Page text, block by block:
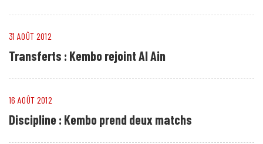
31 AOÛT 2012
Transferts : Kembo rejoint Al Ain
16 AOÛT 2012
Discipline : Kembo prend deux matchs